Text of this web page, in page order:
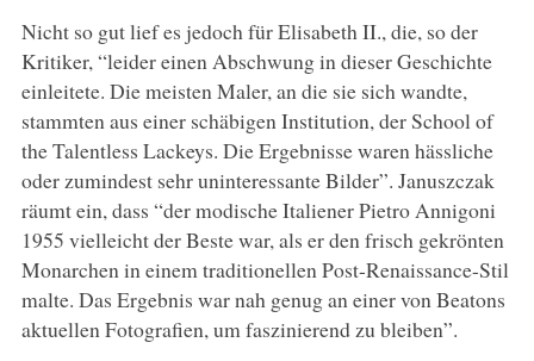
Nicht so gut lief es jedoch für Elisabeth II., die, so der
Kritiker, “leider einen Abschwung in dieser Geschichte
einleitete. Die meisten Maler, an die sie sich wandte,
stammten aus einer schäbigen Institution, der School of
the Talentless Lackeys. Die Ergebnisse waren hässliche
oder zumindest sehr uninteressante Bilder”. Januszczak
räumt ein, dass “der modische Italiener Pietro Annigoni
1955 vielleicht der Beste war, als er den frisch gekrönten
Monarchen in einem traditionellen Post-Renaissance-Stil
malte. Das Ergebnis war nah genug an einer von Beatons
aktuellen Fotografien, um faszinierend zu bleiben”.